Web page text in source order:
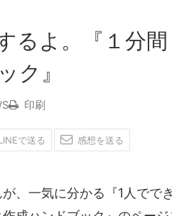
るよ。『１分
ク』
印刷
で送る 感想を送る
、一気に分かる『1人でで